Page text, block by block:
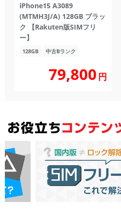
iPhone15 A3089
(MTMH3J/A) 128GB ブラッ
ク 【Rakuten版SIMフリ
ー】
128GB 中古Bランク
79,800円